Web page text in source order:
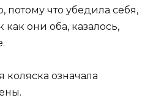
потому что убедила себя,
как они оба, казалось,
коляска означала